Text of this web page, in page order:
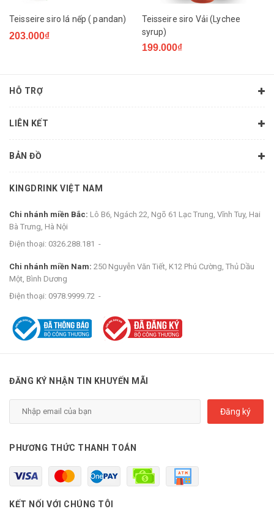
Teisseire siro lá nếp ( pandan)
203.000₫
Teisseire siro Vải (Lychee
syrup)
199.000₫
HỖ TRỢ
LIÊN KẾT
BẢN ĐỒ
KINGDRINK VIỆT NAM
Chi nhánh miền Bắc: Lô B6, Ngách 22, Ngõ 61 Lạc Trung, Vĩnh Tuy, Hai
Bà Trưng, Hà Nội
Điện thoại: 0326.288.181 -
Chi nhánh miền Nam: 250 Nguyễn Văn Tiết, K12 Phú Cường, Thủ Dầu
Một, Bình Dương
Điện thoại: 0978.9999.72 -
ĐĂNG KÝ NHẬN TIN KHUYẾN MÃI
Đăng ký
PHƯƠNG THỨC THANH TOÁN
KẾT NỐI VỚI CHÚNG TÔI